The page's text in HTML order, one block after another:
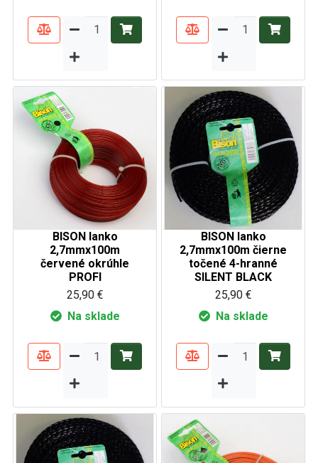
BISON lanko
2,7mmx100m
červené okrúhle
PROFI
25,90 €
Na sklade
BISON lanko
2,7mmx100m čierne
točené 4-hranné
SILENT BLACK
25,90 €
Na sklade